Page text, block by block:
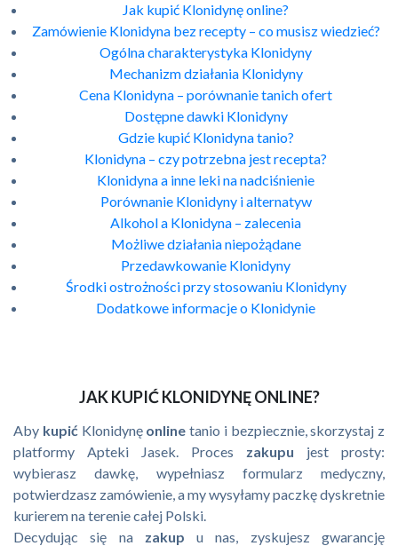
Jak kupić Klonidynę online?
Zamówienie Klonidyna bez recepty – co musisz wiedzieć?
Ogólna charakterystyka Klonidyny
Mechanizm działania Klonidyny
Cena Klonidyna – porównanie tanich ofert
Dostępne dawki Klonidyny
Gdzie kupić Klonidyna tanio?
Klonidyna – czy potrzebna jest recepta?
Klonidyna a inne leki na nadciśnienie
Porównanie Klonidyny i alternatyw
Alkohol a Klonidyna – zalecenia
Możliwe działania niepożądane
Przedawkowanie Klonidyny
Środki ostrożności przy stosowaniu Klonidyny
Dodatkowe informacje o Klonidynie
JAK KUPIĆ KLONIDYNĘ ONLINE?
Aby kupićKlonidynę online tanio i bezpiecznie, skorzystaj z
platformy Apteki Jasek. Proces zakupu jest prosty:
wybierasz dawkę, wypełniasz formularz medyczny,
potwierdzasz zamówienie, a my wysyłamy paczkę dyskretnie
kurierem na terenie całej Polski.
Decydując się na zakup u nas, zyskujesz gwarancję